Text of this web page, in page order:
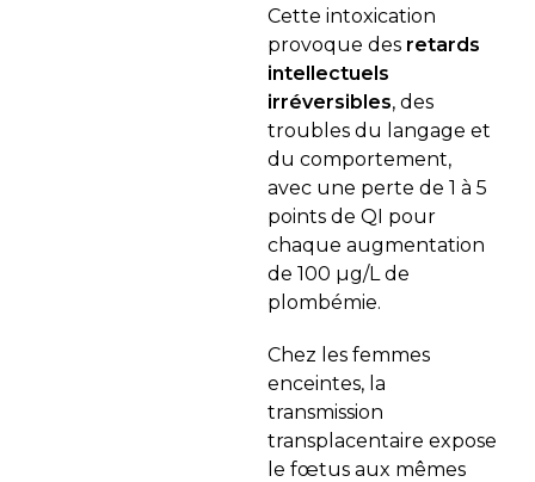
Cette intoxication
provoque des retards
intellectuels
irréversibles, des
troubles du langage et
du comportement,
avec une perte de 1 à 5
points de QI pour
chaque augmentation
de 100 µg/L de
plombémie.
Chez les femmes
enceintes, la
transmission
transplacentaire expose
le fœtus aux mêmes